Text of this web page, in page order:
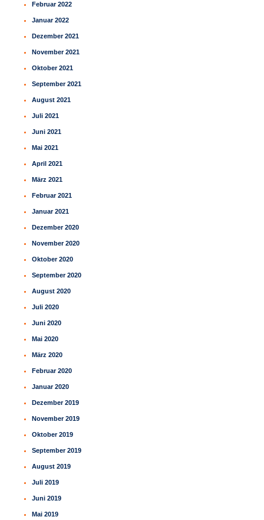
Februar 2022
Januar 2022
Dezember 2021
November 2021
Oktober 2021
September 2021
August 2021
Juli 2021
Juni 2021
Mai 2021
April 2021
März 2021
Februar 2021
Januar 2021
Dezember 2020
November 2020
Oktober 2020
September 2020
August 2020
Juli 2020
Juni 2020
Mai 2020
März 2020
Februar 2020
Januar 2020
Dezember 2019
November 2019
Oktober 2019
September 2019
August 2019
Juli 2019
Juni 2019
Mai 2019